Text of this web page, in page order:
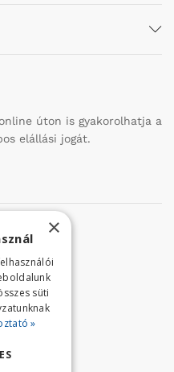
úton is gyakorolhatja a
elállási jogát.
17.
324
×
süti
»